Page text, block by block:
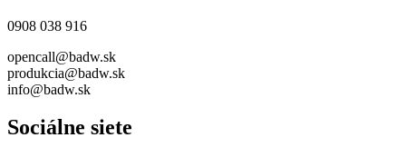
0908 038 916
opencall@badw.sk
produkcia@badw.sk
info@badw.sk
Sociálne siete